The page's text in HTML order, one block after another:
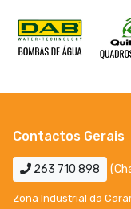
Contactos Gerais
263 710 898
Zona Industrial da